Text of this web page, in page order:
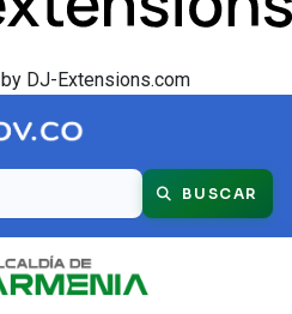
by DJ-Extensions.com
BUSCAR